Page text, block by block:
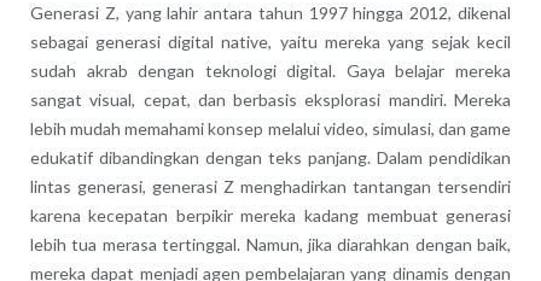
Generasi Z, yang lahir antara tahun 1997 hingga 2012, dikenal
sebagai generasi digital native, yaitu mereka yang sejak kecil
sudah akrab dengan teknologi digital. Gaya belajar mereka
sangat visual, cepat, dan berbasis eksplorasi mandiri. Mereka
lebih mudah memahami konsep melalui video, simulasi, dan game
edukatif dibandingkan dengan teks panjang. Dalam pendidikan
lintas generasi, generasi Z menghadirkan tantangan tersendiri
karena kecepatan berpikir mereka kadang membuat generasi
lebih tua merasa tertinggal. Namun, jika diarahkan dengan baik,
mereka dapat menjadi agen pembelajaran yang dinamis dengan